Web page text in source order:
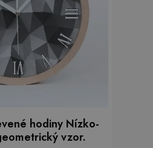
hodiny Nízko-
vzor.